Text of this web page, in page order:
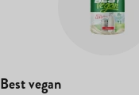
Best vegan